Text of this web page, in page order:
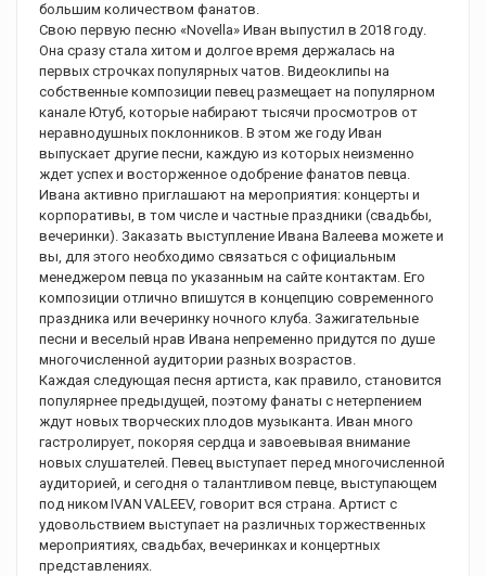
большим количеством фанатов.
Свою первую песню «Novella» Иван выпустил в 2018 году.
Она сразу стала хитом и долгое время держалась на
первых строчках популярных чатов. Видеоклипы на
собственные композиции певец размещает на популярном
канале Ютуб, которые набирают тысячи просмотров от
неравнодушных поклонников. В этом же году Иван
выпускает другие песни, каждую из которых неизменно
ждет успех и восторженное одобрение фанатов певца.
Ивана активно приглашают на мероприятия: концерты и
корпоративы, в том числе и частные праздники (свадьбы,
вечеринки). Заказать выступление Ивана Валеева можете и
вы, для этого необходимо связаться с официальным
менеджером певца по указанным на сайте контактам. Его
композиции отлично впишутся в концепцию современного
праздника или вечеринку ночного клуба. Зажигательные
песни и веселый нрав Ивана непременно придутся по душе
многочисленной аудитории разных возрастов.
Каждая следующая песня артиста, как правило, становится
популярнее предыдущей, поэтому фанаты с нетерпением
ждут новых творческих плодов музыканта. Иван много
гастролирует, покоряя сердца и завоевывая внимание
новых слушателей. Певец выступает перед многочисленной
аудиторией, и сегодня о талантливом певце, выступающем
под ником IVAN VALEEV, говорит вся страна. Артист с
удовольствием выступает на различных торжественных
мероприятиях, свадьбах, вечеринках и концертных
представлениях.